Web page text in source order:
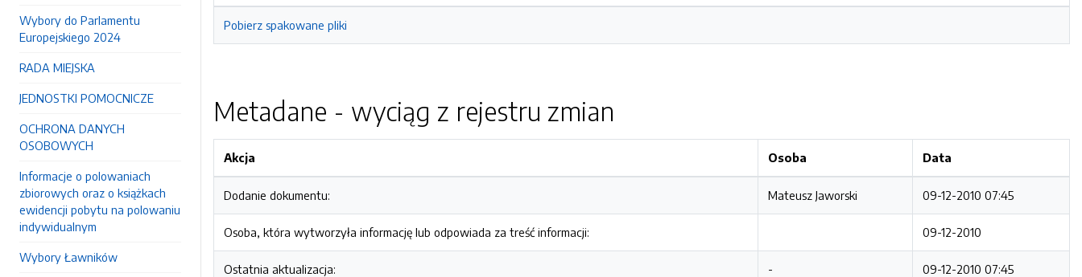
Wybory do Parlamentu
Europejskiego 2024
RADA MIEJSKA
JEDNOSTKI POMOCNICZE
OCHRONA DANYCH
OSOBOWYCH
Informacje o polowaniach
zbiorowych oraz o książkach
ewidencji pobytu na polowaniu
indywidualnym
Wybory Ławników
Pobierz spakowane pliki
Metadane - wyciąg z rejestru zmian
Akcja Osoba Data
Dodanie dokumentu: Mateusz Jaworski 09-12-2010 07:45
Osoba, która wytworzyła informację lub odpowiada za treść informacji: 09-12-2010
Ostatnia aktualizacja: - 09-12-2010 07:45